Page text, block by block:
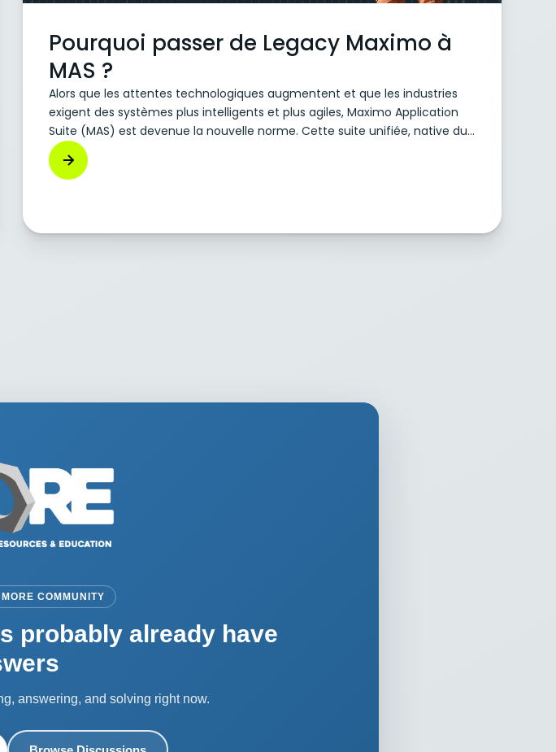
Pourquoi passer de Legacy Maximo à
MAS ?
Alors que les attentes technologiques augmentent et que les industries
exigent des systèmes plus intelligents et plus agiles, Maximo Application
Suite (MAS) est devenue la nouvelle norme. Cette suite unifiée, native du
cloud, réimagine la gestion des actifs pour relever les défis d'aujourd'hui.
La transition des anciens systèmes Maximo vers le MAS peut être difficile,
COMMUNITY
probably already have
answering, and solving right now.